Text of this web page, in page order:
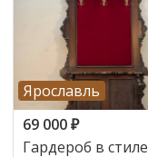
Ярославль
69 000₽
Гардероб в стиле